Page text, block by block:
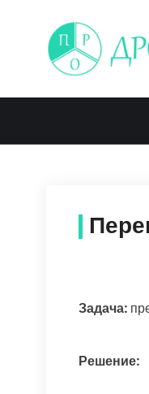
content
Задача:
Решение: